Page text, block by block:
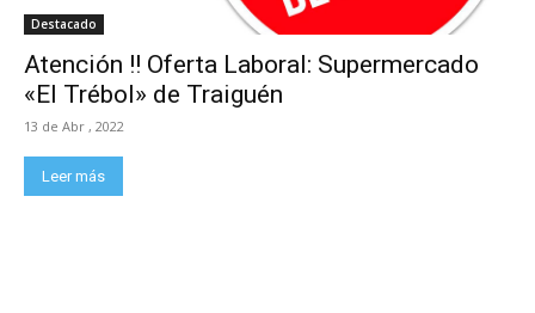
Destacado
Atención !! Oferta Laboral: Supermercado
«El Trébol» de Traiguén
13 de Abr , 2022
Leer más